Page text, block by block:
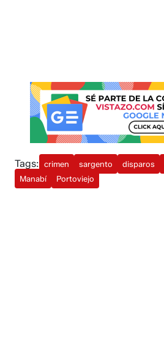
Tags: crimen sargento disparos
Manabí
Portoviejo